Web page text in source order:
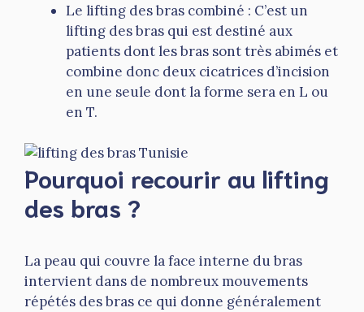
Le lifting des bras combiné : C’est un
lifting des bras qui est destiné aux
patients dont les bras sont très abimés et
combine donc deux cicatrices d’incision
en une seule dont la forme sera en L ou
en T.
Pourquoi recourir au lifting
des bras ?
La peau qui couvre la face interne du bras
intervient dans de nombreux mouvements
répétés des bras ce qui donne généralement